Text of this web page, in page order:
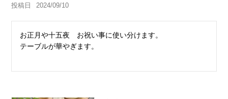
投稿日 2024/09/10
お正月や十五夜　お祝い事に使い分けます。
テーブルが華やぎます。